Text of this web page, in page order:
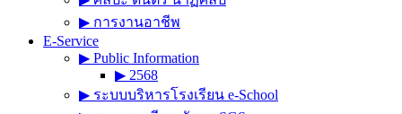
▶︎ การงานอาชีพ
E-Service
▶︎ Public Information
▶︎ 2568
▶︎ ระบบบริหารโรงเรียน e-School